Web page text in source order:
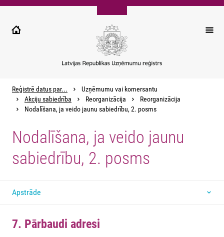
Pārlekt
galveno
Reģistrē datus par...
Uzņēmumu vai komersantu
Akciju sabiedrība
Reorganizācija
Reorganizācija
Nodalīšana, ja veido jaunu sabiedrību, 2. posms
Nodalīšana, ja veido jaunu
sabiedrību, 2. posms
Apstrāde
7. Pārbaudi adresi